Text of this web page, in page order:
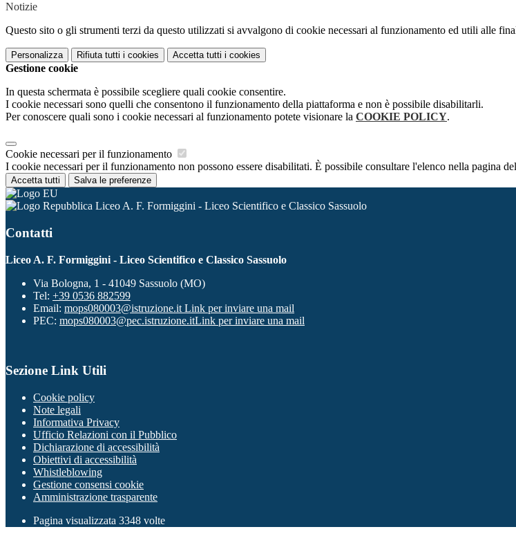
Notizie
Questo sito o gli strumenti terzi da questo utilizzati si avvalgono di cookie necessari al funzionamento ed utili alle
Personalizza Rifiuta tutti i cookies Accetta tutti i cookies
Gestione cookie
In questa schermata è possibile scegliere quali cookie consentire.
I cookie necessari sono quelli che consentono il funzionamento della piattaforma e non è possibile disabilitarli.
Per conoscere quali sono i cookie necessari al funzionamento potete visionare la COOKIE POLICY.
Cookie necessari per il funzionamento
I cookie necessari per il funzionamento non possono essere disabilitati. È possibile consultare l'elenco nella pagina
Accetta tutti Salva le preferenze
Liceo A. F. Formiggini - Liceo Scientifico e Classico Sassuolo
Contatti
Liceo A. F. Formiggini - Liceo Scientifico e Classico Sassuolo
Via Bologna, 1 - 41049 Sassuolo (MO)
Tel: +39 0536 882599
Email: mops080003@istruzione.it Link per inviare una mail
PEC: mops080003@pec.istruzione.itLink per inviare una mail
Sezione Link Utili
Cookie policy
Note legali
Informativa Privacy
Ufficio Relazioni con il Pubblico
Dichiarazione di accessibilità
Obiettivi di accessibilità
Whistleblowing
Gestione consensi cookie
Amministrazione trasparente
Pagina visualizzata 3348 volte